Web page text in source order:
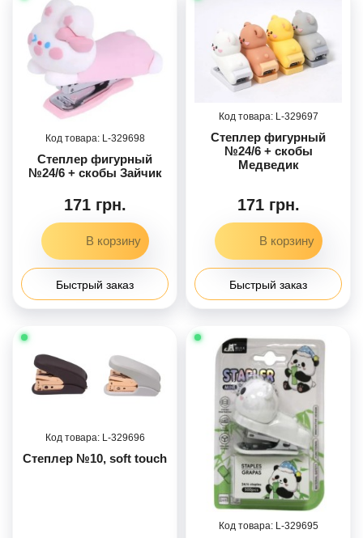
329698
Степлер фигурный
№24/6 + скобы Зайчик
171 грн.
Быстрый заказ
329697
Степлер фигурный
№24/6 + скобы
Медведик
171 грн.
Быстрый заказ
329696
Степлер №10, soft touch
329695